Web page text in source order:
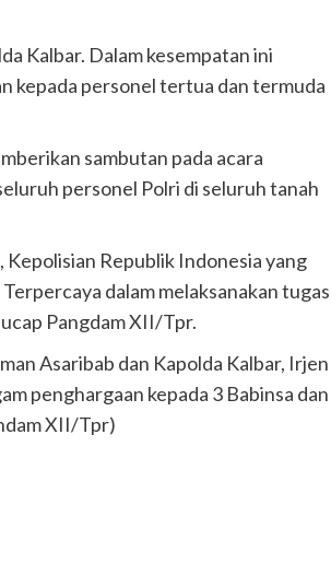
Kalbar. Dalam kesempatan ini
kepada personel tertua dan termuda
sambutan pada acara
personel Polri di seluruh tanah
Kepolisian Republik Indonesia yang
dalam melaksanakan tugas
Pangdam XII/Tpr.
Asaribab dan Kapolda Kalbar, Irjen
penghargaan kepada 3 Babinsa dan
XII/Tpr)